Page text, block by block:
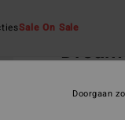
Sale On Sale
Doorgaan